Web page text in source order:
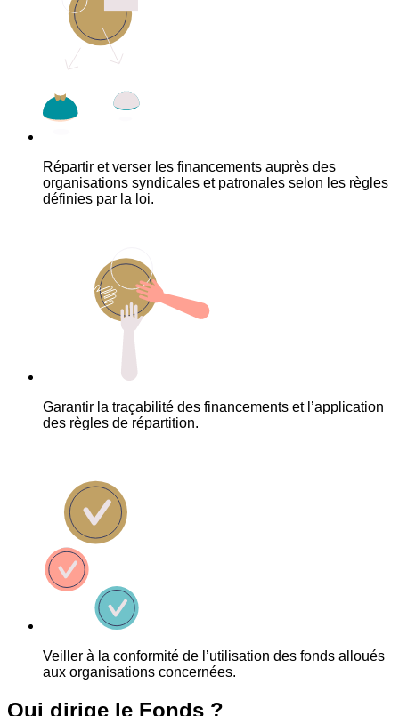
Répartir et verser les financements auprès des
organisations syndicales et patronales selon les règles
définies par la loi.
Garantir la traçabilité des financements et l’application
des règles de répartition.
Veiller à la conformité de l’utilisation des fonds alloués
aux organisations concernées.
Qui dirige le Fonds ?